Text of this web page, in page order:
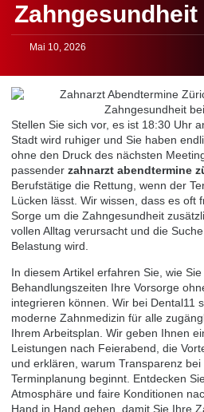
Zahngesundheit
Mai 10, 2026
Stellen Sie sich vor, es ist 18:30 Uhr
Stadt wird ruhiger und Sie haben
ohne den Druck des nächsten
passender zahnarzt abendtermine
Berufstätige die Rettung, wenn der
Lücken lässt. Wir wissen, dass es oft
Sorge um die Zahngesundheit
vollen Alltag verursacht und die
Belastung wird.
In diesem Artikel erfahren Sie, wie
Behandlungszeiten Ihre Vorsorge
integrieren können. Wir bei Dental11
moderne Zahnmedizin für alle
Ihrem Arbeitsplan. Wir geben Ihnen
Leistungen nach Feierabend, die
und erklären, warum Transparenz
Terminplanung beginnt. Entdecken
Atmosphäre und faire Konditionen
Hand in Hand gehen, damit Sie Ihre